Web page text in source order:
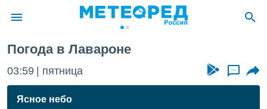
о
Погода в Лавароне
03:59 пятница ...
Ясное небо